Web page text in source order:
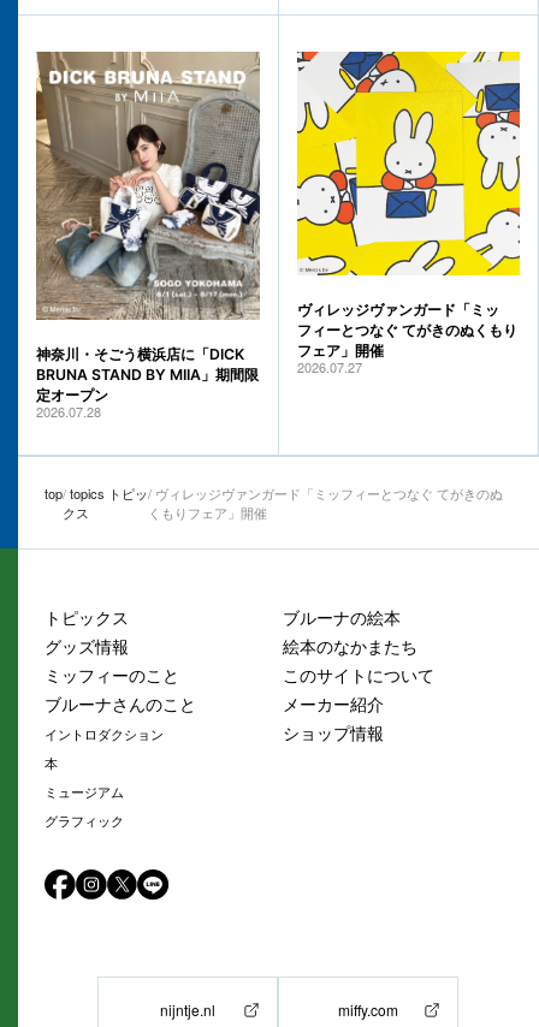
神奈川・そごう横浜店に「DICK
BRUNA STAND BY MIIA」期間限
定オープン
2026.07.28
ヴィレッジヴァンガード「ミッ
フィーとつなぐ てがきのぬくもり
フェア」開催
2026.07.27
top topics トピッ
クス
ヴィレッジヴァンガード「ミッフィーとつなぐ てがきのぬ
くもりフェア」開催
トピックス
グッズ情報
ミッフィーのこと
ブルーナさんのこと
イントロダクション
本
ミュージアム
グラフィック
ブルーナの絵本
絵本のなかまたち
このサイトについて
メーカー紹介
ショップ情報
nijntje.nl miffy.com